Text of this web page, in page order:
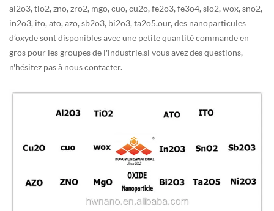
al2o3, tio2, zno, zro2, mgo, cuo, cu2o, fe2o3, fe3o4, sio2, wox, sno2,
in2o3, ito, ato, azo, sb2o3, bi2o3, ta2o5.our, des nanoparticules
d’oxyde sont disponibles avec une petite quantité commande en
gros pour les groupes de l'industrie.si vous avez des questions,
n'hésitez pas à nous contacter.